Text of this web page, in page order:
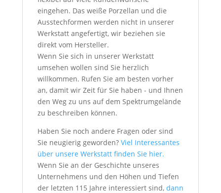
eingehen. Das weiße Porzellan und die
Ausstechformen werden nicht in unserer
Werkstatt angefertigt, wir beziehen sie
direkt vom Hersteller.
Wenn Sie sich in unserer Werkstatt
umsehen wollen sind Sie herzlich
willkommen. Rufen Sie am besten vorher
an, damit wir Zeit für Sie haben - und Ihnen
den Weg zu uns auf dem Spektrumgelände
zu beschreiben können.
Haben Sie noch andere Fragen oder sind
Sie neugierig geworden?Viel Interessantes
über unsere Werkstatt finden Sie hier.
Wenn Sie an der Geschichte unseres
Unternehmens und den Höhen und Tiefen
der letzten 115 Jahre interessiert sind, dann